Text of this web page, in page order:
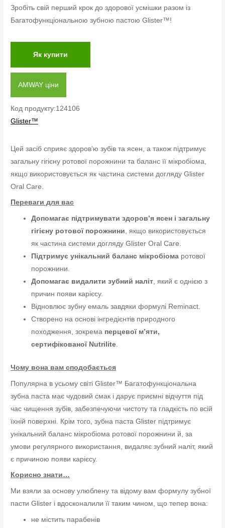
Зробіть свій перший крок до здорової усмішки разом із
Багатофункціональною зубною пастою Glister™!
Як купити
AMWAY ціни
Код продукту:124106
Glister™
Цей засіб сприяє здоров’ю зубів та ясен, а також підтримує
загальну гігієну ротової порожнини та баланс її мікробіома,
якщо використовується як частина системи догляду Glister
Oral Care.
Переваги для вас
Допомагає підтримувати здоров’я ясен і загальну
гігієну ротової порожнини, якщо використовується
як частина системи догляду Glister Oral Care.
Підтримує унікальний баланс мікробіома ротової
порожнини.
Допомагає видалити зубний наліт, який є однією з
причин появи карієсу.
Відновлює зубну емаль завдяки формулі Reminact.
Створено на основі інгредієнтів природного
походження, зокрема перцевої м’яти,
сертифікованої Nutrilite.
Чому вона вам сподобається
Популярна в усьому світі Glister™ Багатофункціональна
зубна паста має чудовий смак і дарує приємні відчуття під
час чищення зубів, забезпечуючи чистоту та гладкість по всій
їхній поверхні. Крім того, зубна паста Glister підтримує
унікальний баланс мікробіома ротової порожнини й, за
умови регулярного використання, видаляє зубний наліт, який
є причиною появи карієсу.
Корисно знати…
Ми взяли за основу улюблену та відому вам формулу зубної
пасти Glister і вдосконалили її таким чином, що тепер вона:
не містить парабенів